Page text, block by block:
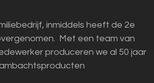
inmiddels heeft de 2e
Met een team van
produceren we al 50 jaar